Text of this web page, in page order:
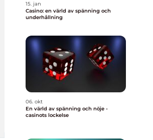
15. jan
Casino: en värld av spänning och
underhållning
06. okt
En värld av spänning och nöje -
casinots lockelse